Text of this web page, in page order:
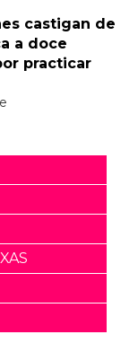
castigan de
a doce
practicar